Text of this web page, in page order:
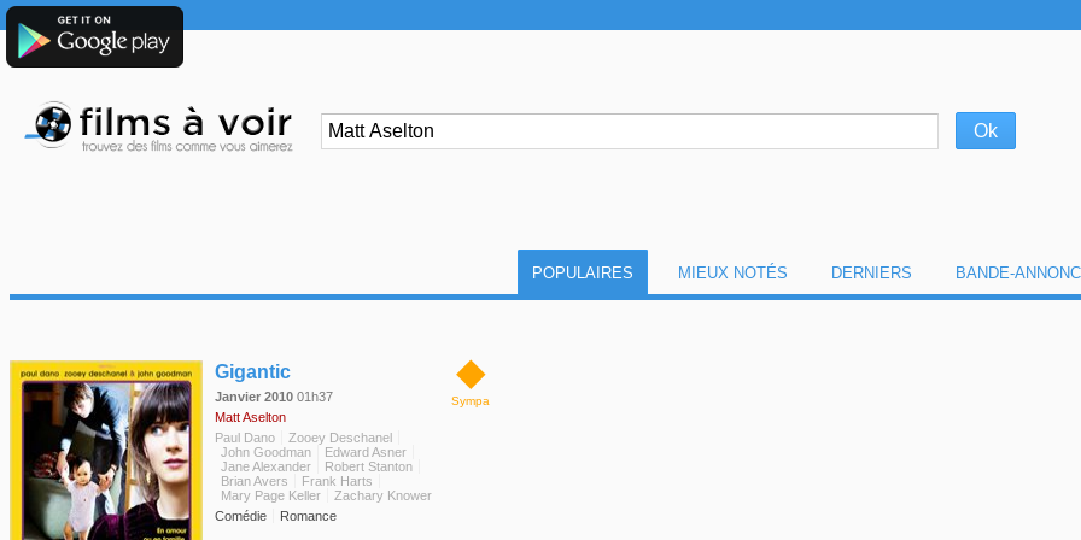
POPULAIRES MIEUX NOTÉS DERNIERS BANDE-
◆
Sympa
Gigantic
Janvier 2010 01h37
Matt Aselton
Paul Dano
Zooey Deschanel
John Goodman
Edward Asner
Jane Alexander
Robert Stanton
Brian Avers
Frank Harts
Mary Page Keller
Zachary Knower
Comédie
Romance